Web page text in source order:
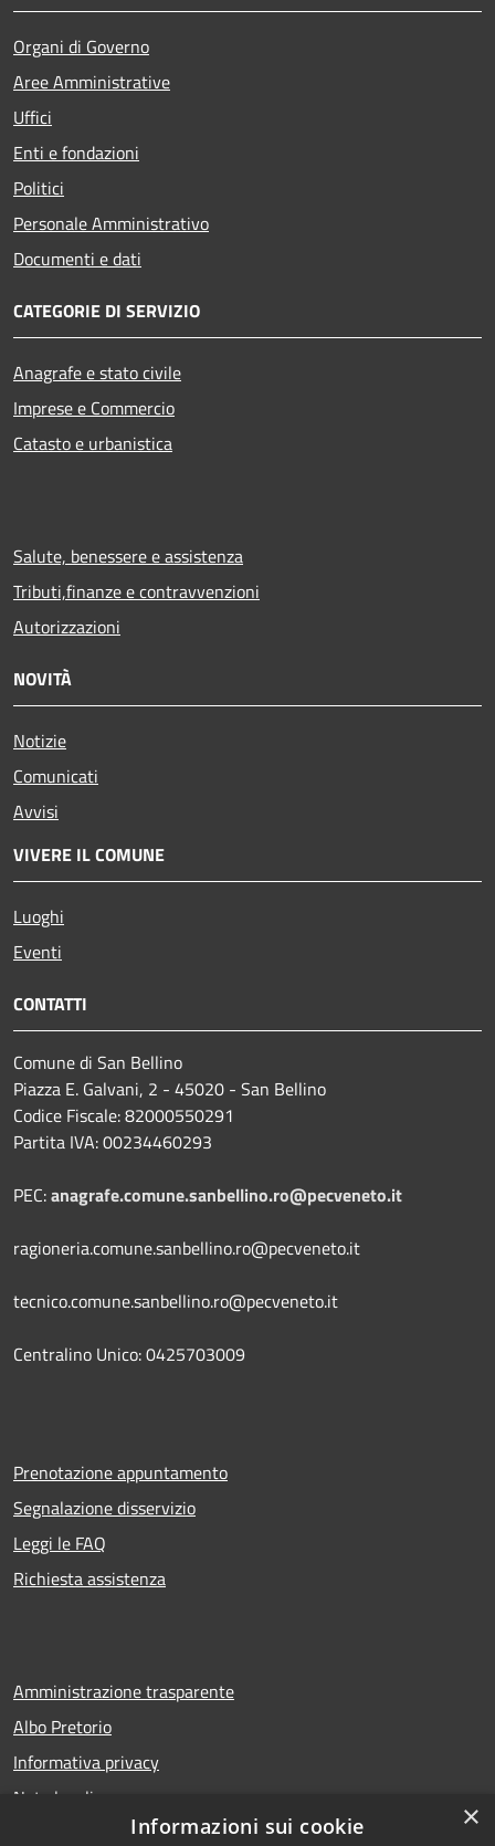
Organi di Governo
Aree Amministrative
Uffici
Enti e fondazioni
Politici
Personale Amministrativo
Documenti e dati
CATEGORIE DI SERVIZIO
Anagrafe e stato civile
Imprese e Commercio
Catasto e urbanistica
Salute, benessere e assistenza
Tributi,finanze e contravvenzioni
Autorizzazioni
NOVITÀ
Notizie
Comunicati
Avvisi
VIVERE IL COMUNE
Luoghi
Eventi
CONTATTI
Comune di San Bellino
Piazza E. Galvani, 2 - 45020 - San Bellino
Codice Fiscale: 82000550291
Partita IVA: 00234460293
PEC:anagrafe.comune.sanbellino.ro@pecveneto.it
ragioneria.comune.sanbellino.ro@pecveneto.it
tecnico.comune.sanbellino.ro@pecveneto.it
Centralino Unico: 0425703009
Prenotazione appuntamento
Segnalazione disservizio
Leggi le FAQ
Richiesta assistenza
Amministrazione trasparente
Albo Pretorio
Informativa privacy
Note legali
Dichiarazione di accessibilità
×
Informazioni sui cookie